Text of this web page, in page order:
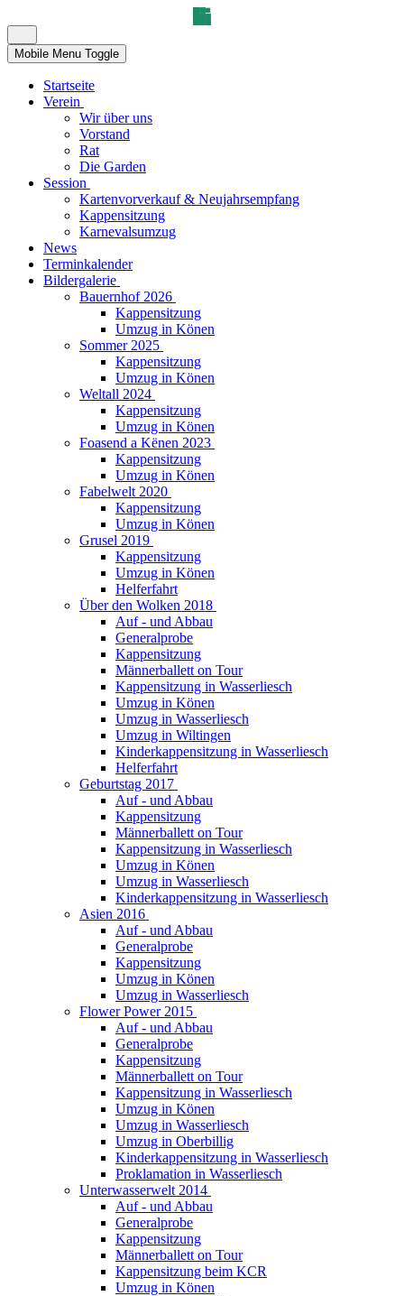
Mobile Menu Toggle
Startseite
Verein
Wir über uns
Vorstand
Rat
Die Garden
Session
Kartenvorverkauf & Neujahrsempfang
Kappensitzung
Karnevalsumzug
News
Terminkalender
Bildergalerie
Bauernhof 2026
Kappensitzung
Umzug in Könen
Sommer 2025
Kappensitzung
Umzug in Könen
Weltall 2024
Kappensitzung
Umzug in Könen
Foasend a Kënen 2023
Kappensitzung
Umzug in Könen
Fabelwelt 2020
Kappensitzung
Umzug in Könen
Grusel 2019
Kappensitzung
Umzug in Könen
Helferfahrt
Über den Wolken 2018
Auf - und Abbau
Generalprobe
Kappensitzung
Männerballett on Tour
Kappensitzung in Wasserliesch
Umzug in Könen
Umzug in Wasserliesch
Umzug in Wiltingen
Kinderkappensitzung in Wasserliesch
Helferfahrt
Geburtstag 2017
Auf - und Abbau
Kappensitzung
Männerballett on Tour
Kappensitzung in Wasserliesch
Umzug in Könen
Umzug in Wasserliesch
Kinderkappensitzung in Wasserliesch
Asien 2016
Auf - und Abbau
Generalprobe
Kappensitzung
Umzug in Könen
Umzug in Wasserliesch
Flower Power 2015
Auf - und Abbau
Generalprobe
Kappensitzung
Männerballett on Tour
Kappensitzung in Wasserliesch
Umzug in Könen
Umzug in Wasserliesch
Umzug in Oberbillig
Kinderkappensitzung in Wasserliesch
Proklamation in Wasserliesch
Unterwasserwelt 2014
Auf - und Abbau
Generalprobe
Kappensitzung
Männerballett on Tour
Kappensitzung beim KCR
Umzug in Könen